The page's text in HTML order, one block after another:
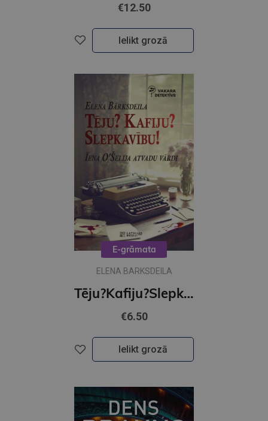
€12.50
Ielikt grozā
E-grāmata
ELENA BARKSDEILA
Tēju?Kafiju?Slepkavību! Īena O Šelija atvadu vārdi (e-grāmata)
€6.50
Ielikt grozā